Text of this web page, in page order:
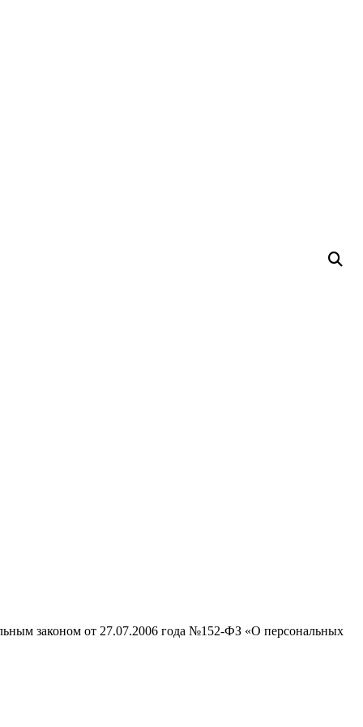
законом от 27.07.2006 года №152-ФЗ «О персональных